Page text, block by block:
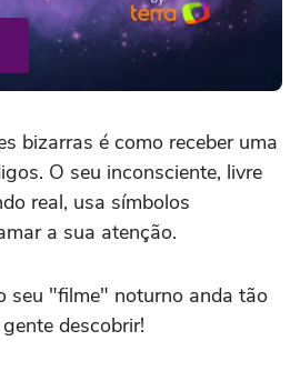
bizarras é como receber uma
O seu inconsciente, livre
real, usa símbolos
a sua atenção.
seu "filme" noturno anda tão
descobrir!